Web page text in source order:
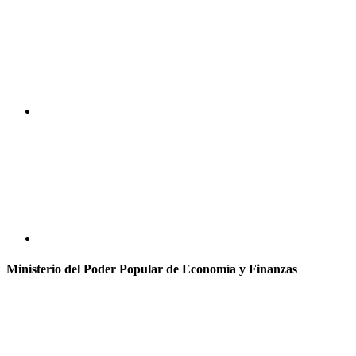
Ministerio del Poder Popular de Economía y Finanzas